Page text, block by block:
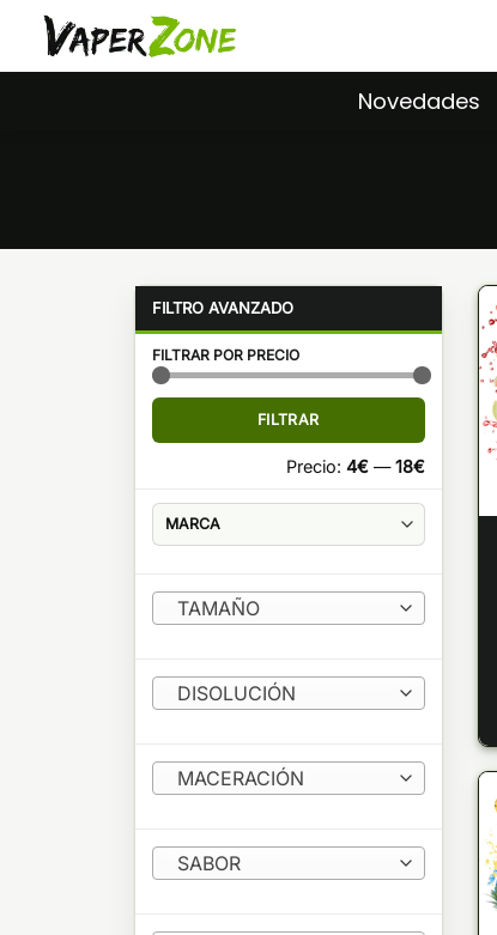
Saltar
contenido
Novedades
FILTRAR POR PRECIO
Precio
Precio
FILTRAR
Precio: 4€—18€
TAMAÑO
DISOLUCIÓN
MACERACIÓN
SABOR